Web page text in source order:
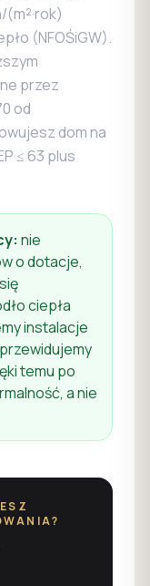
(NFOŚiGW).
przez
od
dom na
≤ 63 plus
nie
o dotacje,
ciepła
instalacje
temu po
a nie